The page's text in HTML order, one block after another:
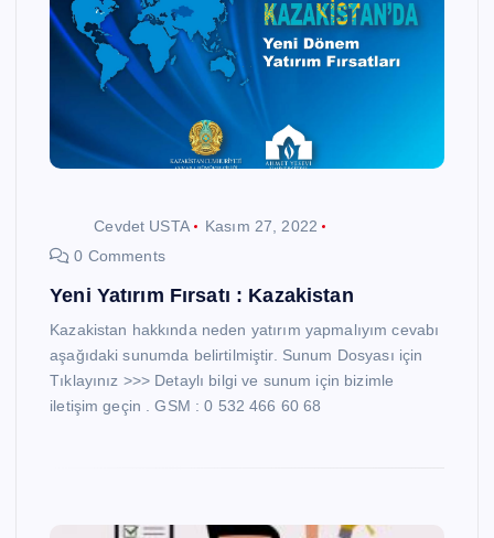
Cevdet USTA
Kasım 27, 2022
0 Comments
Yeni Yatırım Fırsatı : Kazakistan
Kazakistan hakkında neden yatırım yapmalıyım cevabı
aşağıdaki sunumda belirtilmiştir. Sunum Dosyası için
Tıklayınız >>> Detaylı bilgi ve sunum için bizimle
iletişim geçin . GSM : 0 532 466 60 68